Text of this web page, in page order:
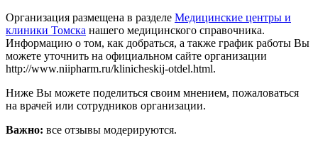
Организация размещена в разделе Медицинские центры и
клиники Томска нашего медицинского справочника.
Информацию о том, как добраться, а также график работы Вы
можете уточнить на официальном сайте организации
http://www.niipharm.ru/klinicheskij-otdel.html.
Ниже Вы можете поделиться своим мнением, пожаловаться
на врачей или сотрудников организации.
Важно: все отзывы модерируются.